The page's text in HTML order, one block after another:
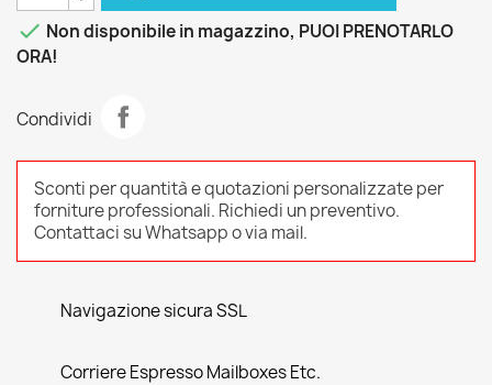
 Non disponibile in magazzino, PUOI PRENOTARLO
ORA!
Condividi
Sconti per quantità e quotazioni personalizzate per
forniture professionali. Richiedi un preventivo.
Contattaci su Whatsapp o via mail.
Navigazione sicura SSL
Corriere Espresso Mailboxes Etc.